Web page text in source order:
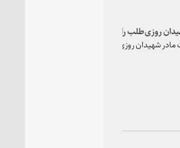
روزی‌طلب را تسلیت گفت
شهیدان روزی‌طلب را تسلیت گفت.